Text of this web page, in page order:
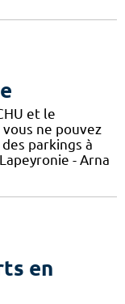
et le
ne pouvez
parkings à
- Arna
en